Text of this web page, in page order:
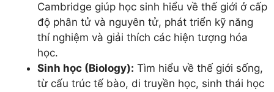
Cambridge giúp học sinh hiểu về thế giới ở cấp
độ phân tử và nguyên tử, phát triển kỹ năng
thí nghiệm và giải thích các hiện tượng hóa
học.
Sinh học (Biology): Tìm hiểu về thế giới sống,
từ cấu trúc tế bào, di truyền học, sinh thái học